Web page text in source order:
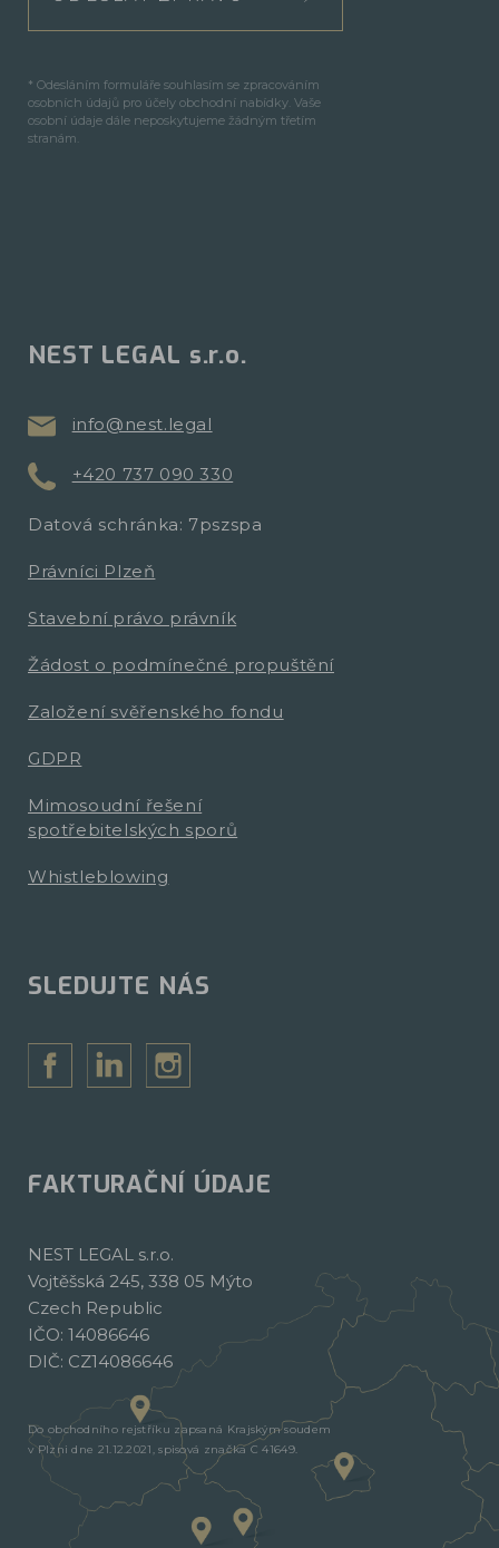
* Odesláním formuláře souhlasím se zpracováním
osobních údajů pro účely obchodní nabídky. Vaše
osobní údaje dále neposkytujeme žádným třetím
stranám.
NEST LEGAL s.r.o.
info@nest.legal
+420 737 090 330
Datová schránka: 7pszspa
Právníci Plzeň
Stavební právo právník
Žádost o podmínečné propuštění
Založení svěřenského fondu
GDPR
Mimosoudní řešení
spotřebitelských sporů
Whistleblowing
SLEDUJTE NÁS
FAKTURAČNÍ ÚDAJE
NEST LEGAL s.r.o.
Vojtěšská 245, 338 05 Mýto
Czech Republic
IČO: 14086646
DIČ: CZ14086646
Do obchodního rejstříku zapsaná Krajským soudem
v Plzni dne 21.12.2021, spisová značka C 41649.